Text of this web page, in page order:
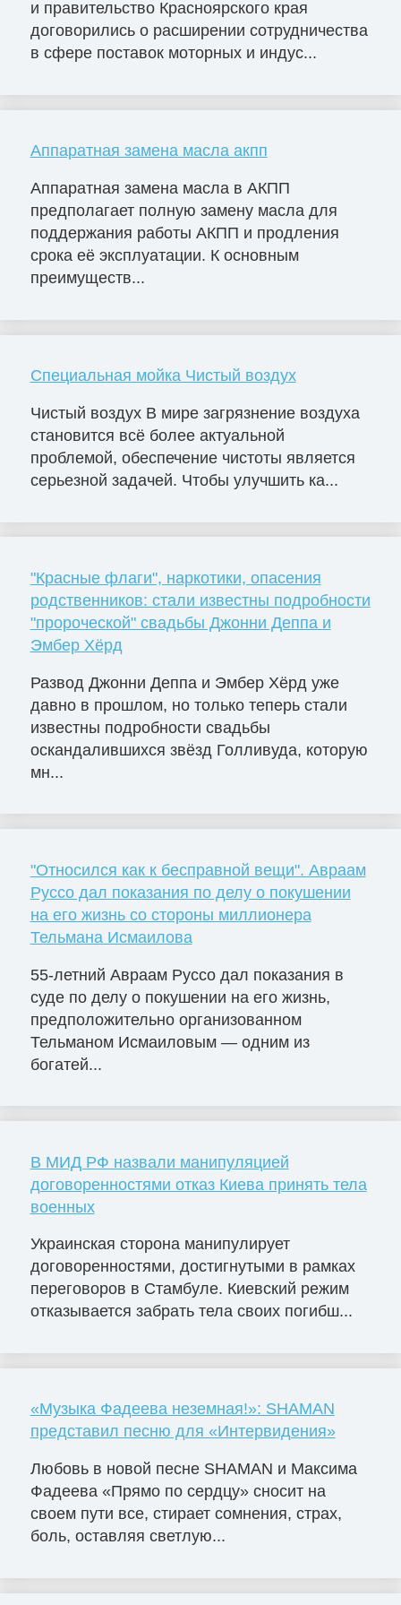
и правительство Красноярского края
договорились о расширении сотрудничества
в сфере поставок моторных и индус...
Аппаратная замена масла акпп
Аппаратная замена масла в АКПП
предполагает полную замену масла для
поддержания работы АКПП и продления
срока её эксплуатации. К основным
преимуществ...
Специальная мойка Чистый воздух
Чистый воздух В мире загрязнение воздуха
становится всё более актуальной
проблемой, обеспечение чистоты является
серьезной задачей. Чтобы улучшить ка...
"Красные флаги", наркотики, опасения
родственников: стали известны подробности
"пророческой" свадьбы Джонни Деппа и
Эмбер Хёрд
Развод Джонни Деппа и Эмбер Хёрд уже
давно в прошлом, но только теперь стали
известны подробности свадьбы
оскандалившихся звёзд Голливуда, которую
мн...
"Относился как к бесправной вещи". Авраам
Руссо дал показания по делу о покушении
на его жизнь со стороны миллионера
Тельмана Исмаилова
55-летний Авраам Руссо дал показания в
суде по делу о покушении на его жизнь,
предположительно организованном
Тельманом Исмаиловым — одним из
богатей...
В МИД РФ назвали манипуляцией
договоренностями отказ Киева принять тела
военных
Украинская сторона манипулирует
договоренностями, достигнутыми в рамках
переговоров в Стамбуле. Киевский режим
отказывается забрать тела своих погибш...
«Музыка Фадеева неземная!»: SHAMAN
представил песню для «Интервидения»
Любовь в новой песне SHAMAN и Максима
Фадеева «Прямо по сердцу» сносит на
своем пути все, стирает сомнения, страх,
боль, оставляя светлую...